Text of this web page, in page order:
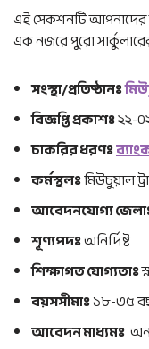
এই সেকশনটি আপনাদের
এক নজরে পুরো
সংস্থা/প্রতিষ্ঠানঃ
বিজ্ঞপ্তি প্রকাশঃ২২-
চাকরির ধরণঃ
কর্মস্থলঃমিউচুয়াল
আবেদনযোগ্য
শূণ্যপদঃঅনির্দিষ্ট
শিক্ষাগত যোগ্যতাঃ
বয়সসীমাঃ১৮-৩৫
আবেদন মাধ্যমঃ